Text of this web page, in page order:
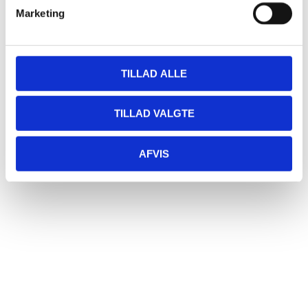
Marketing
TILLAD ALLE
TILLAD VALGTE
AFVIS
Nakskov, 4900 + Google Maps